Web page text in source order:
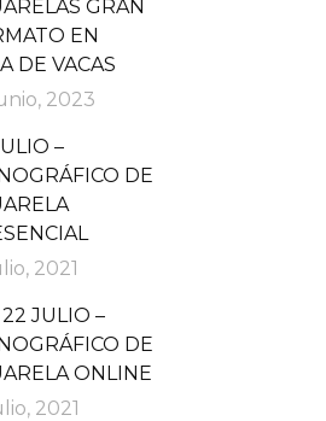
GRAN
EN
DE VACAS
2023
–
DE
2021
22 JULIO –
DE
ONLINE
2021